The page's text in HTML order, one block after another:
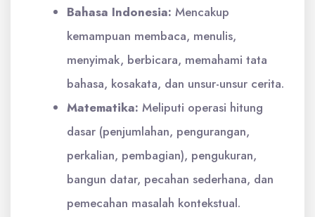
Bahasa Indonesia: Mencakup
kemampuan membaca, menulis,
menyimak, berbicara, memahami tata
bahasa, kosakata, dan unsur-unsur cerita.
Matematika: Meliputi operasi hitung
dasar (penjumlahan, pengurangan,
perkalian, pembagian), pengukuran,
bangun datar, pecahan sederhana, dan
pemecahan masalah kontekstual.